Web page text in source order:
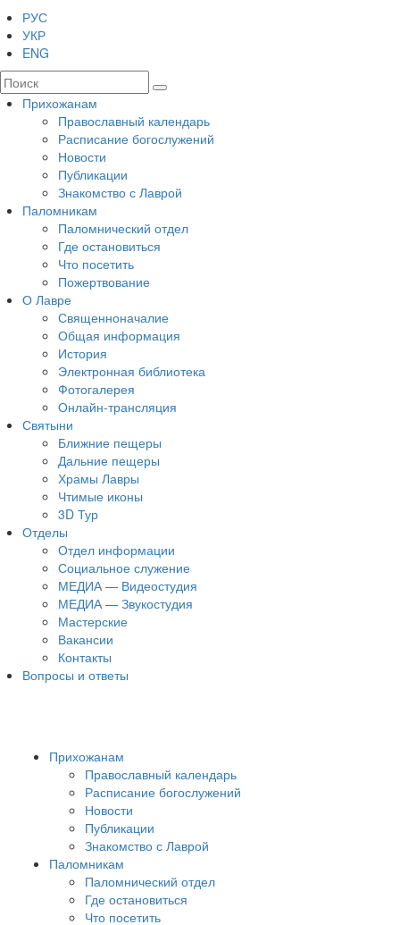
РУС
УКР
ENG
Прихожанам
Православный календарь
Расписание богослужений
Новости
Публикации
Знакомство с Лаврой
Паломникам
Паломнический отдел
Где остановиться
Что посетить
Пожертвование
О Лавре
Священноначалие
Общая информация
История
Электронная библиотека
Фотогалерея
Онлайн-трансляция
Святыни
Ближние пещеры
Дальние пещеры
Храмы Лавры
Чтимые иконы
3D Тур
Отделы
Отдел информации
Социальное служение
МЕДИА — Видеостудия
МЕДИА — Звукостудия
Мастерские
Вакансии
Контакты
Вопросы и ответы
Прихожанам
Православный календарь
Расписание богослужений
Новости
Публикации
Знакомство с Лаврой
Паломникам
Паломнический отдел
Где остановиться
Что посетить